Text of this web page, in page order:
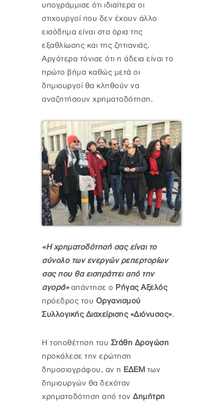
υπογράμμισε ότι ιδιαίτερα οι
στιχουργοί που δεν έχουν άλλο
εισόδημα είναι στα όρια της
εξαθλίωσης και της ζητιανιάς.
Αργότερα τόνισε ότι η άδεια είναι το
πρώτο βήμα καθώς μετά οι
δημιουργοί θα κληθούν να
αναζητήσουν χρηματοδότηση.
«Η χρηματοδότησή σας είναι το
σύνολο των ενεργών ρεπερτορίων
σας που θα εισπράττει από την
αγορά»απάντησε ο Ρήγας Αξελός
πρόεδρος του Οργανισμού
Συλλογικής Διαχείρισης «Διόνυσος».
Η τοποθέτηση του Στάθη Δρογώση
προκάλεσε την ερώτηση
δημοσιογράφου, αν η ΕΔΕΜ των
δημιουργών θα δεχόταν
χρηματοδότηση από τον Δημήτρη